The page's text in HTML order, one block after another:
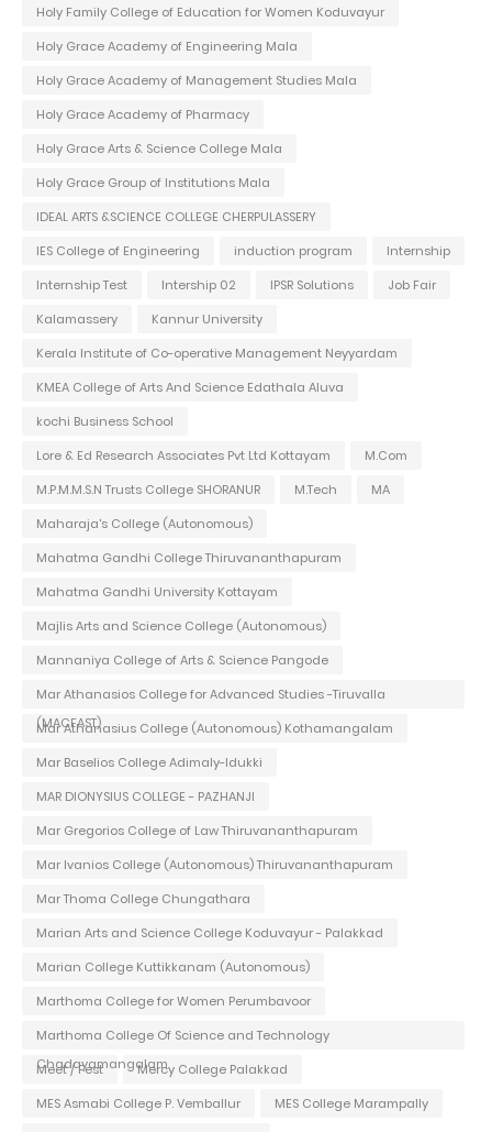
Holy Family College of Education for Women Koduvayur
Holy Grace Academy of Engineering Mala
Holy Grace Academy of Management Studies Mala
Holy Grace Academy of Pharmacy
Holy Grace Arts & Science College Mala
Holy Grace Group of Institutions Mala
IDEAL ARTS &SCIENCE COLLEGE CHERPULASSERY
IES College of Engineering
induction program
Internship
Internship Test
Intership 02 IPSR Solutions
Job Fair
Kalamassery
Kannur University
Kerala Institute of Co-operative Management Neyyardam
KMEA College of Arts And Science Edathala Aluva
kochi Business School
Lore & Ed Research Associates Pvt Ltd Kottayam
M.Com
M.P.M.M.S.N Trusts College SHORANUR
M.Tech
MA
Maharaja's College (Autonomous)
Mahatma Gandhi College Thiruvananthapuram
Mahatma Gandhi University Kottayam
Majlis Arts and Science College (Autonomous)
Mannaniya College of Arts & Science Pangode
Mar Athanasios College for Advanced Studies -Tiruvalla
(MACFAST)
Mar Athanasius College (Autonomous) Kothamangalam
Mar Baselios College Adimaly-Idukki
MAR DIONYSIUS COLLEGE - PAZHANJI
Mar Gregorios College of Law Thiruvananthapuram
Mar Ivanios College (Autonomous) Thiruvananthapuram
Mar Thoma College Chungathara
Marian Arts and Science College Koduvayur - Palakkad
Marian College Kuttikkanam (Autonomous)
Marthoma College for Women Perumbavoor
Marthoma College Of Science and Technology
Chadayamangalam
Meet / Fest
Mercy College Palakkad
MES Asmabi College P. Vemballur
MES College Marampally